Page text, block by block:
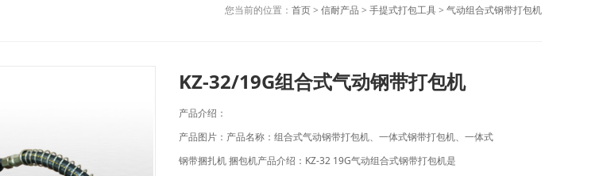
您当前的位置： 首页> 信耐产品 > 手提式打包工具> 气动组合式钢带打包机
KZ-32/19G组合式气动钢带打包机
产品介绍：
产品图片：产品名称：组合式气动钢带打包机、一体式钢带打包机、一体式
钢带捆扎机 捆包机产品介绍：KZ-32 19G气动组合式钢带打包机是